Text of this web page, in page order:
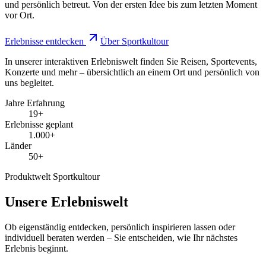
und persönlich betreut. Von der ersten Idee bis zum letzten Moment
vor Ort.
Erlebnisse entdecken
Über Sportkultour
In unserer interaktiven Erlebniswelt finden Sie Reisen, Sportevents,
Konzerte und mehr – übersichtlich an einem Ort und persönlich von
uns begleitet.
Jahre Erfahrung
19+
Erlebnisse geplant
1.000+
Länder
50+
Produktwelt Sportkultour
Unsere Erlebniswelt
Ob eigenständig entdecken, persönlich inspirieren lassen oder
individuell beraten werden – Sie entscheiden, wie Ihr nächstes
Erlebnis beginnt.